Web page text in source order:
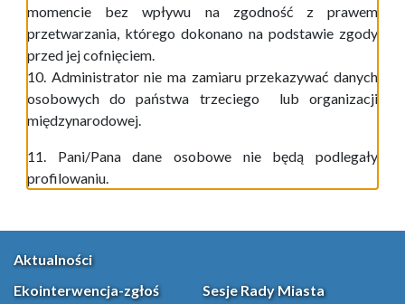
momencie bez wpływu na zgodność z prawem
przetwarzania, którego dokonano na podstawie zgody
przed jej cofnięciem.
10. Administrator nie ma zamiaru przekazywać danych
osobowych do państwa trzeciego lub organizacji
międzynarodowej.
11. Pani/Pana dane osobowe nie będą podlegały
profilowaniu.
Aktualności
Ekointerwencja-zgłoś
Sesje Rady Miasta